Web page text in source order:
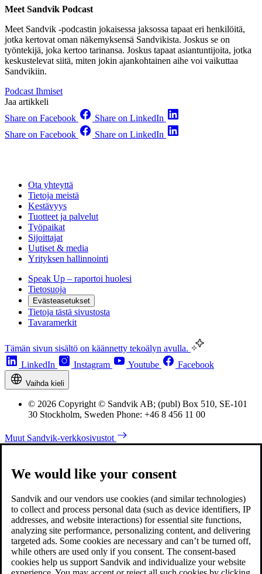
Meet Sandvik Podcast
Meet Sandvik -podcastin jokaisessa jaksossa tapaat eri henkilöitä,
jotka kertovat oman näkemyksensä Sandvikista. Joskus se on
työntekijä, joka kertoo tarinansa. Joskus tapaat asiantuntijoita, jotka
keskustelevat siitä, miten jokin ajankohtainen aihe voi vaikuttaa
Sandvikiin.
Podcast Ihmiset
Jaa artikkeli
Share on Facebook
Share on LinkedIn
Share on Facebook
Share on LinkedIn
Ota yhteyttä
Tietoja meistä
Kestävyys
Tuotteet ja palvelut
Työpaikat
Sijoittajat
Uutiset & media
Yrityksen hallinnointi
Speak Up – raportoi huolesi
Tietosuoja
Evästeasetukset
Tietoja tästä sivustosta
Tavaramerkit
Tämän sivun sisältö on käännetty tekoälyn avulla.
LinkedIn
Instagram Youtube Facebook
Vaihda kieli
© 2026 Copyright © Sandvik AB; (publ) Box 510, SE-101
30 Stockholm, Sweden Phone: +46 8 456 11 00
Muut Sandvik-verkkosivustot
We would like your consent
Sandvik and our vendors use cookies (and similar technologies)
to collect and process personal data (such as device identifiers, IP
addresses, and website interactions) for essential site functions,
analyzing site performance, personalizing content, and delivering
targeted ads. Some cookies are necessary and can’t be turned off,
while others are used only if you consent. The consent-based
cookies help us support Sandvik and individualize your website